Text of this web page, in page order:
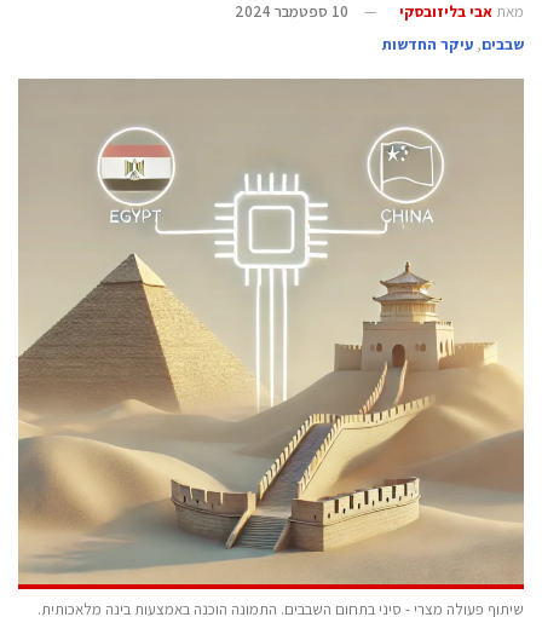
מאת אבי בליזובסקי
10 ספטמבר 2024
‫שבבים‬, עיקר החדשות
שיתוף פעולה מצרי - סיני בתחום השבבים. התמונה הוכנה באמצעות בינה מלאכותית.